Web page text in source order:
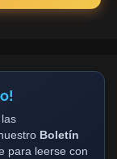
Boletín
para leerse con